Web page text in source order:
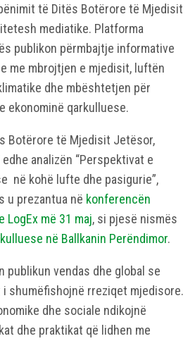
të Ditës Botërore të Mjedisit
mediatike. Platforma
publikon përmbajtje informative
me mbrojtjen e mjedisit, luftën
dhe mbështetjen për
ekonominë qarkulluese.
Botërore të Mjedisit Jetësor,
analizën “Perspektivat e
në kohë lufte dhe pasigurie”,
u prezantua në konferencën
LogEx më 31 maj, si pjesë nismës
në Ballkanin Perëndimor.
publikun vendas dhe global se
shumëfishojnë rreziqet mjedisore.
dhe sociale ndikojnë
dhe praktikat që lidhen me